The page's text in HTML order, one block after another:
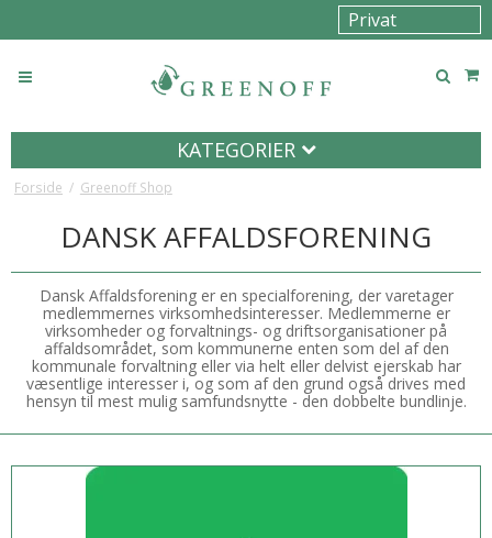
KATEGORIER
Forside / Greenoff Shop
DANSK AFFALDSFORENING
Dansk Affaldsforening er en specialforening, der varetager
medlemmernes virksomhedsinteresser. Medlemmerne er
virksomheder og forvaltnings- og driftsorganisationer på
affaldsområdet, som kommunerne enten som del af den
kommunale forvaltning eller via helt eller delvist ejerskab har
væsentlige interesser i, og som af den grund også drives med
hensyn til mest mulig samfundsnytte - den dobbelte bundlinje.